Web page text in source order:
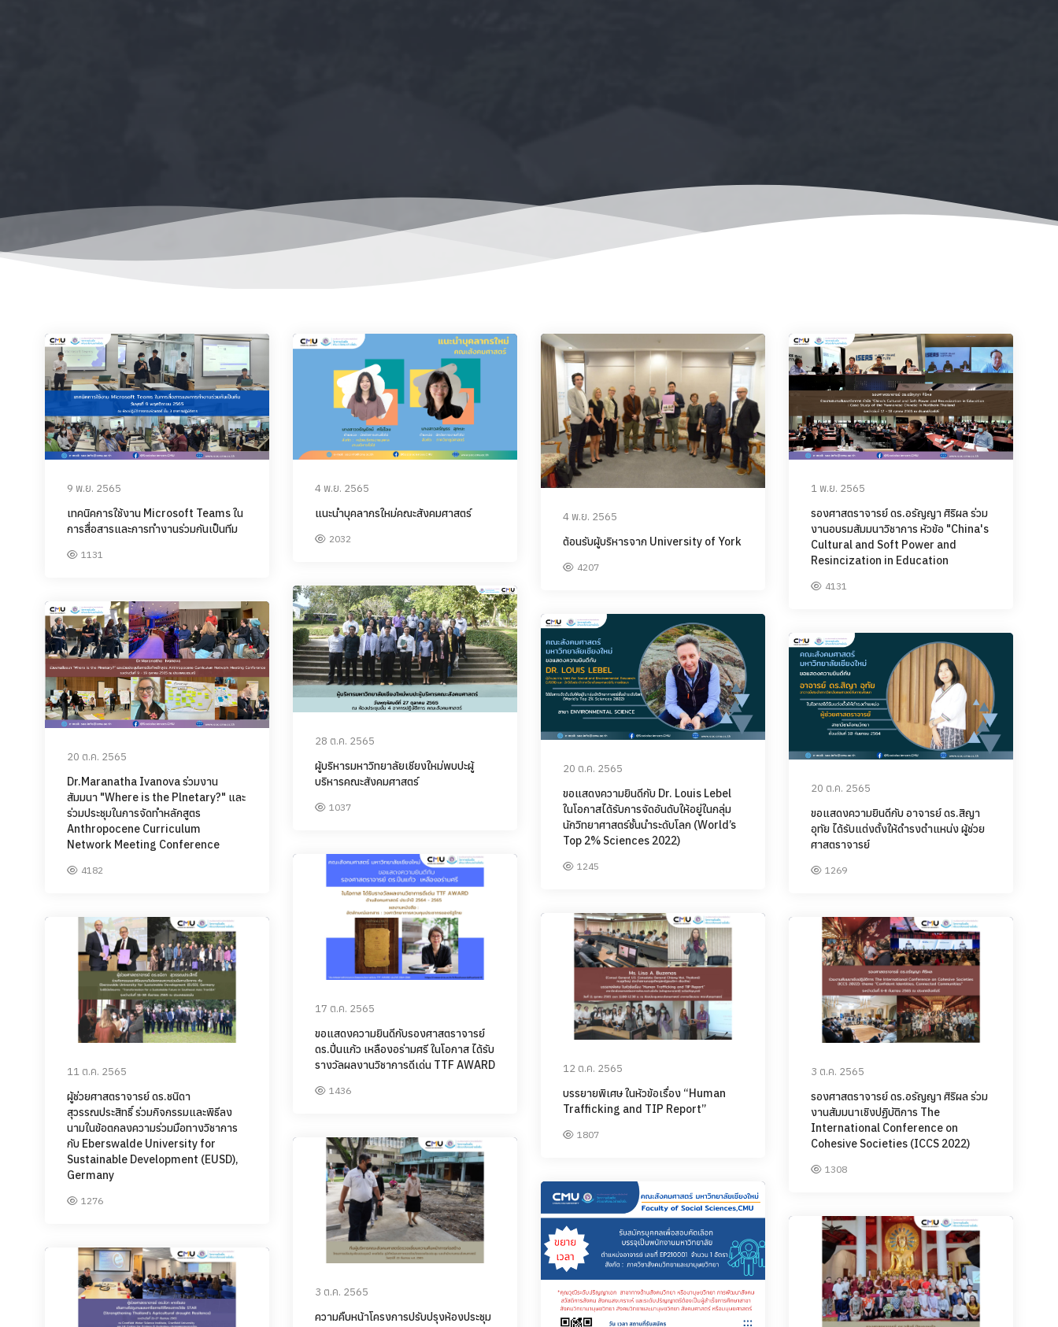
9 พ.ย. 2565
เทคนิคการใช้งาน Microsoft Teams ใน
การสื่อสารและการทำงานร่วมกันเป็นทีม
1131
4 พ.ย. 2565
แนะนำบุคลากรใหม่คณะสังคมศาสตร์
2032
4 พ.ย. 2565
ต้อนรับผู้บริหารจาก University of York
4207
1 พ.ย. 2565
รองศาสตราจารย์ ดร.อรัญญา ศิริผล ร่วม
งานอบรมสัมมนาวิชาการ หัวข้อ "China's
Cultural and Soft Power and
Resincization in Education
4131
28 ต.ค. 2565
ผู้บริหารมหาวิทยาลัยเชียงใหม่พบปะผู้
บริหารคณะสังคมศาสตร์
1037
20 ต.ค. 2565
Dr.Maranatha Ivanova ร่วมงาน
สัมมนา "Where is the Plnetary?" และ
ร่วมประชุมในการจัดทำหลักสูตร
Anthropocene Curriculum
Network Meeting Conference
4182
20 ต.ค. 2565
ขอแสดงความยินดีกับ Dr. Louis Lebel
ในโอกาสได้รับการจัดอันดับให้อยู่ในกลุ่ม
นักวิทยาศาสตร์ชั้นนำระดับโลก (World’s
Top 2% Sciences 2022)
1245
20 ต.ค. 2565
ขอแสดงความยินดีกับ อาจารย์ ดร.สิญา
อุทัย ได้รับแต่งตั้งให้ดำรงตำแหน่ง ผู้ช่วย
ศาสตราจารย์
1269
17 ต.ค. 2565
ขอแสดงความยินดีกับรองศาสตราจารย์
ดร.ปิ่นแก้ว เหลืองอร่ามศรี ในโอกาส ได้รับ
รางวัลผลงานวิชาการดีเด่น TTF AWARD
1436
12 ต.ค. 2565
บรรยายพิเศษ ในหัวข้อเรื่อง “Human
Trafficking and TIP Report”
1807
11 ต.ค. 2565
ผู้ช่วยศาสตราจารย์ ดร.ชนิดา
สุวรรณประสิทธิ์ ร่วมกิจกรรมและพิธีลง
นามในข้อตกลงความร่วมมือทางวิชาการ
กับ Eberswalde University for
Sustainable Development (EUSD),
Germany
1276
3 ต.ค. 2565
รองศาสตราจารย์ ดร.อรัญญา ศิริผล ร่วม
งานสัมมนาเชิงปฏิบัติการ The
International Conference on
Cohesive Societies (ICCS 2022)
1308
3 ต.ค. 2565
ความคืบหน้าโครงการปรับปรุงห้องประชุม